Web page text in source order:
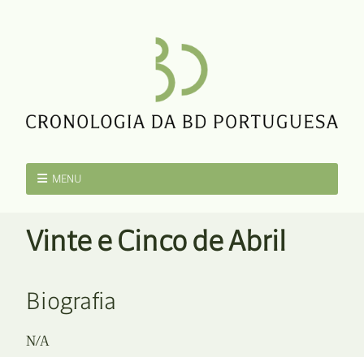
MENU
Vinte e Cinco de Abril
Biografia
N/A